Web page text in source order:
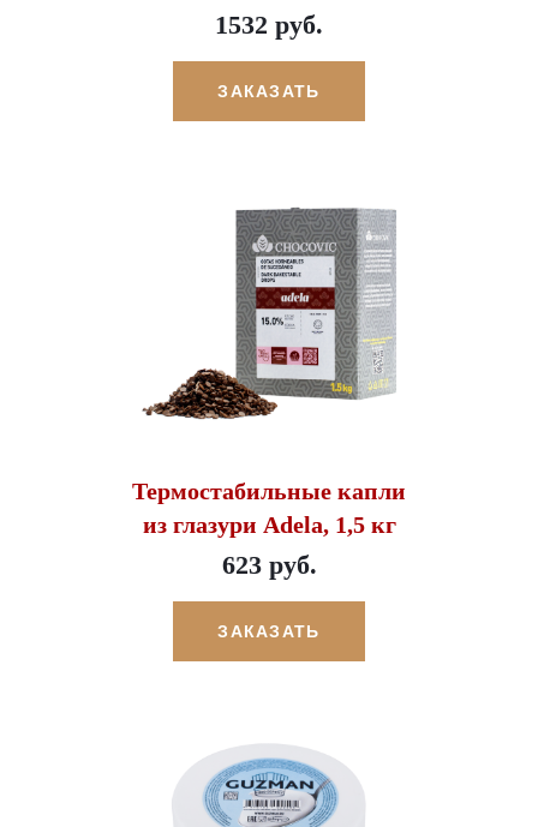
1532 руб.
ЗАКАЗАТЬ
Термостабильные капли
из глазури Adela, 1,5 кг
623 руб.
ЗАКАЗАТЬ